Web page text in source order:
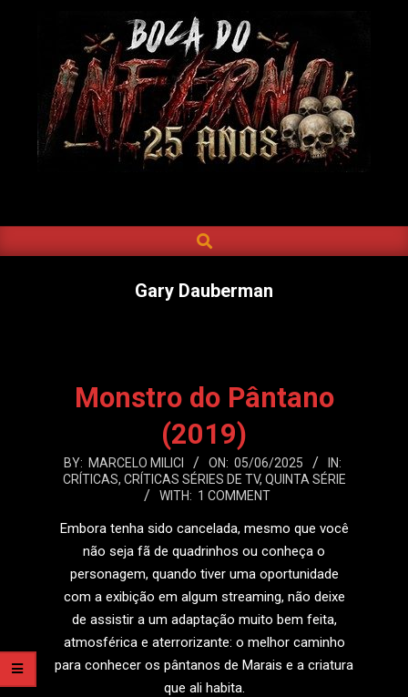
DO
INFERNO
Navigation
SEARCH
Gary Dauberman
Monstro do Pântano
(2019)
2025-
06-
BY: MARCELO MILICI ON: 05/06/2025
IN:
CRÍTICAS, CRÍTICAS SÉRIES DE TV, QUINTA SÉRIE
WITH: 1 COMMENT
Embora tenha sido cancelada, mesmo que você
não seja fã de quadrinhos ou conheça o
personagem, quando tiver uma oportunidade
com a exibição em algum streaming, não deixe
de assistir a um adaptação muito bem feita,
atmosférica e aterrorizante: o melhor caminho
para conhecer os pântanos de Marais e a criatura
que ali habita.